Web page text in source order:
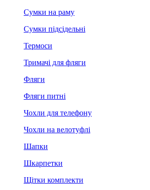
Сумки на раму
Сумки підсідельні
Термоси
Тримачі для фляги
Фляги
Фляги питні
Чохли для телефону
Чохли на велотуфлі
Шапки
Шкарпетки
Щітки комплекти